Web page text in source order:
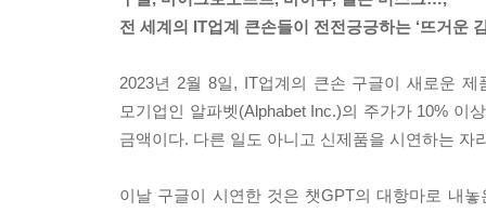
야 합니다. 감정을 느낄 수 있는 능력은 의식과 밀
---「러브, 액츄얼리」중에서
결론적으로, 미래는 불확실하지만 가능성으로 가
을 가지며, 자신의 가치에 충실하고 주변에 강력
자랑스러운 미래를 만들 수 있을 거라 확신합니다.
전 세계의 IT업계 큰손들이 전전긍긍하는 ‘뜨거운
2023년 2월 8일, IT업계의 큰손 구글이 새로운
모기업인 알파벳(Alphabet Inc.)의 주가가 10% 이
금액이다. 다른 일도 아니고 신제품을 시연하는 자
이날 구글이 시연한 것은 챗GPT의 대항마로 내